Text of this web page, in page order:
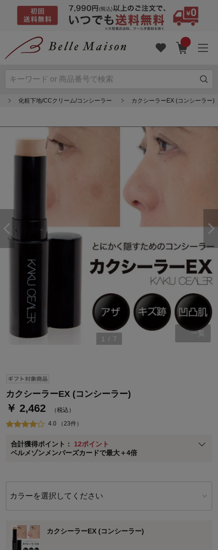
化粧下地/CCクリーム/コンシーラー カクシーラーEX (コンシーラー)
1 / 7
一覧
カクシーラーEX (コンシーラー)
￥ 2,462 （税込）
4.0 （23件）
合計獲得ポイント： 12ポイント
ベルメゾンメンバーズカードで最大＋4倍
ステージが上がれば送料無料・返品引取無料！
ベルメゾン・ポイントについて
通常商品送料無料 返品引取無料（JCBのみ）
即時入会なら更に500円OFFクーポンプレゼント
※メンバーズカードの加算ポイントはステージ倍率適用前の基本ポイント
に対して適用されます。
カラーを選択してください
カクシーラーEX (コンシーラー)